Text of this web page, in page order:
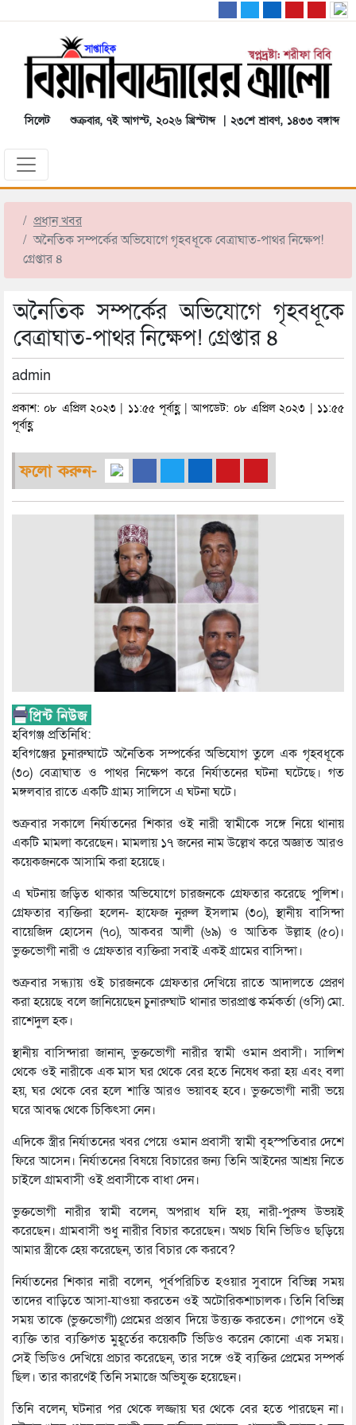
সিলেট শুক্রবার, ৭ই আগস্ট, ২০২৬ খ্রিস্টাব্দ | ২৩শে শ্রাবণ, ১৪৩৩ বঙ্গাব্দ
প্রধান খবর
অনৈতিক সম্পর্কের অভিযোগে গৃহবধূকে বেত্রাঘাত-পাথর নিক্ষেপ!
গ্রেপ্তার ৪
অনৈতিক সম্পর্কের অভিযোগে গৃহবধূকে
বেত্রাঘাত-পাথর নিক্ষেপ! গ্রেপ্তার ৪
admin
প্রকাশ: ০৮ এপ্রিল ২০২৩ | ১১:৫৫ পূর্বাহ্ণ | আপডেট: ০৮ এপ্রিল ২০২৩ | ১১:৫৫
পূর্বাহ্ণ
ফলো করুন-
হবিগঞ্জ প্রতিনিধি:
হবিগঞ্জের চুনারুঘাটে অনৈতিক সম্পর্কের অভিযোগ তুলে এক গৃহবধূকে
(৩০) বেত্রাঘাত ও পাথর নিক্ষেপ করে নির্যাতনের ঘটনা ঘটেছে। গত
মঙ্গলবার রাতে একটি গ্রাম্য সালিসে এ ঘটনা ঘটে।
শুক্রবার সকালে নির্যাতনের শিকার ওই নারী স্বামীকে সঙ্গে নিয়ে থানায়
একটি মামলা করেছেন। মামলায় ১৭ জনের নাম উল্লেখ করে অজ্ঞাত আরও
কয়েকজনকে আসামি করা হয়েছে।
এ ঘটনায় জড়িত থাকার অভিযোগে চারজনকে গ্রেফতার করেছে পুলিশ।
গ্রেফতার ব্যক্তিরা হলেন- হাফেজ নুরুল ইসলাম (৩০), স্থানীয় বাসিন্দা
বায়েজিদ হোসেন (৭০), আকবর আলী (৬৯) ও আতিক উল্লাহ (৫০)।
ভুক্তভোগী নারী ও গ্রেফতার ব্যক্তিরা সবাই একই গ্রামের বাসিন্দা।
শুক্রবার সন্ধ্যায় ওই চারজনকে গ্রেফতার দেখিয়ে রাতে আদালতে প্রেরণ
করা হয়েছে বলে জানিয়েছেন চুনারুঘাট থানার ভারপ্রাপ্ত কর্মকর্তা (ওসি) মো.
রাশেদুল হক।
স্থানীয় বাসিন্দারা জানান, ভুক্তভোগী নারীর স্বামী ওমান প্রবাসী। সালিশ
থেকে ওই নারীকে এক মাস ঘর থেকে বের হতে নিষেধ করা হয় এবং বলা
হয়, ঘর থেকে বের হলে শাস্তি আরও ভয়াবহ হবে। ভুক্তভোগী নারী ভয়ে
ঘরে আবদ্ধ থেকে চিকিৎসা নেন।
এদিকে স্ত্রীর নির্যাতনের খবর পেয়ে ওমান প্রবাসী স্বামী বৃহস্পতিবার দেশে
ফিরে আসেন। নির্যাতনের বিষয়ে বিচারের জন্য তিনি আইনের আশ্রয় নিতে
চাইলে গ্রামবাসী ওই প্রবাসীকে বাধা দেন।
ভুক্তভোগী নারীর স্বামী বলেন, অপরাধ যদি হয়, নারী-পুরুষ উভয়ই
করেছেন। গ্রামবাসী শুধু নারীর বিচার করেছেন। অথচ যিনি ভিডিও ছড়িয়ে
আমার স্ত্রীকে হেয় করেছেন, তার বিচার কে করবে?
নির্যাতনের শিকার নারী বলেন, পূর্বপরিচিত হওয়ার সুবাদে বিভিন্ন সময়
তাদের বাড়িতে আসা-যাওয়া করতেন ওই অটোরিকশাচালক। তিনি বিভিন্ন
সময় তাকে (ভুক্তভোগী) প্রেমের প্রস্তাব দিয়ে উত্ত্যক্ত করতেন। গোপনে ওই
ব্যক্তি তার ব্যক্তিগত মুহূর্তের কয়েকটি ভিডিও করেন কোনো এক সময়।
সেই ভিডিও দেখিয়ে প্রচার করেছেন, তার সঙ্গে ওই ব্যক্তির প্রেমের সম্পর্ক
ছিল। তার কারণেই তিনি সমাজে অভিযুক্ত হয়েছেন।
তিনি বলেন, ঘটনার পর থেকে লজ্জায় ঘর থেকে বের হতে পারছেন না।